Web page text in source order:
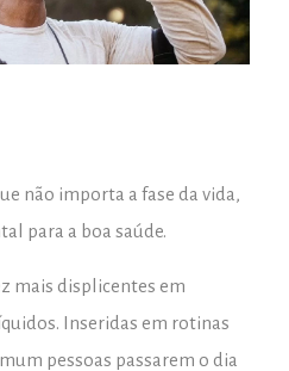
não importa a fase da vida,
para a boa saúde.
mais displicentes em
Inseridas em rotinas
pessoas passarem o dia